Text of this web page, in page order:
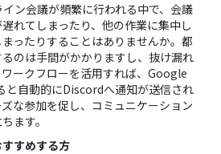
ン会議が頻繁に行われる中で、会議
れてしまったり、他の作業に集中し
ったりすることはありませんか。都
のは手間がかかりますし、抜け漏れ
ークフローを活用すれば、Google
と自動的にDiscordへ通知が送信され
な参加を促し、コミュニケーション
ます。
すめする方